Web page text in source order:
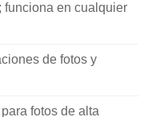
funciona en cualquier
de fotos y
fotos de alta